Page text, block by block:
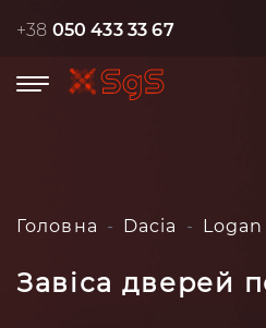
+38 050 433 33 67
Головна Dacia Logan
Завіса дверей